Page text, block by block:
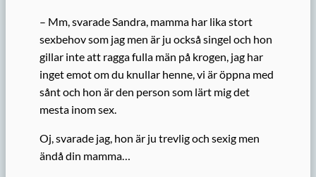
– Mm, svarade Sandra, mamma har lika stort
sexbehov som jag men är ju också singel och hon
gillar inte att ragga fulla män på krogen, jag har
inget emot om du knullar henne, vi är öppna med
sånt och hon är den person som lärt mig det
mesta inom sex.
Oj, svarade jag, hon är ju trevlig och sexig men
ändå din mamma…